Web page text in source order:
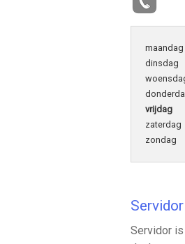
maandag
dinsdag
vrijdag
zaterdag
zondag
Servidor
Servidor